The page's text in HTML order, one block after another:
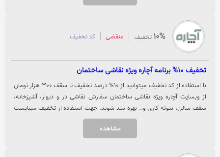
10% تخفیف منقضی کد تخفیف
تخفیف 10% برنامه آچاره ویژه نقاشی ساختمان
با استفاده از کد تخفیف میتوانید از 10% درصد تخفیف تا سقف 300 هزار تومان
از وبسایت آچاره ویژه نقاشی ساختمان سفارش نقاشی در و دیوار، آشپزخانه،
سقف سالن، بتونه کاری و.. بهره مند شوید. جهت استفاده از تخفیف میبایست
کد را کپی کرده و بر روی "دریافت خدمات" کلیک نمایید تا تخفیف برای شما اعمال
مشاهده